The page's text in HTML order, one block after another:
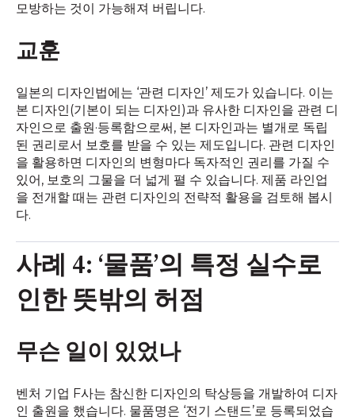
모방하는 것이 가능해져 버립니다.
교훈
일본의 디자인법에는 ‘관련 디자인’ 제도가 있습니다. 이는
본 디자인(기본이 되는 디자인)과 유사한 디자인을 관련 디
자인으로 출원·등록함으로써, 본 디자인과는 별개로 독립
된 권리로서 보호를 받을 수 있는 제도입니다. 관련 디자인
을 활용하면 디자인의 변형마다 독자적인 권리를 가질 수
있어, 보호의 그물을 더 넓게 펼 수 있습니다. 제품 라인업
을 전개할 때는 관련 디자인의 전략적 활용을 검토해 봅시
다.
사례 4: ‘물품’의 특정 실수로
인한 뜻밖의 허점
무슨 일이 있었나
벤처 기업 F사는 참신한 디자인의 탁상등을 개발하여 디자
인 출원을 했습니다. 물품명은 ‘전기 스탠드’로 등록되었습